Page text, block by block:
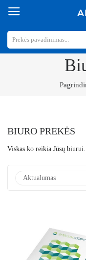
BIURO PREKĖS
Viskas ko reikia Jūsų
Aktualumas